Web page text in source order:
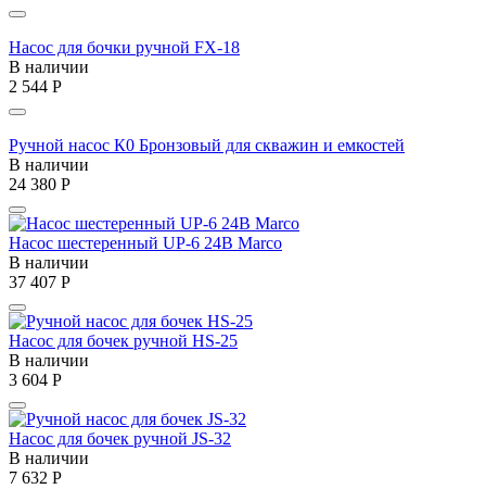
Насос для бочки ручной FX-18
В наличии
2 544 Р
Ручной насос К0 Бронзовый для скважин и емкостей
В наличии
24 380 Р
Насос шестеренный UP-6 24В Marco
В наличии
37 407 Р
Насос для бочек ручной HS-25
В наличии
3 604 Р
Насос для бочек ручной JS-32
В наличии
7 632 Р